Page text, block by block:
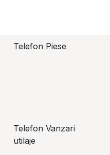
Telefon Piese
Telefon Vanzari
utilaje